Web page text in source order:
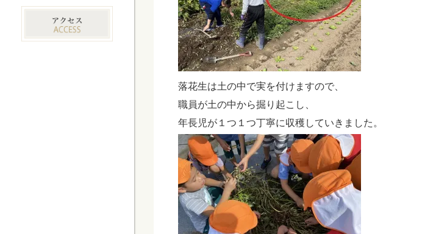
落花生は土の中で実を付けますので、
職員が土の中から掘り起こし、
年長児が１つ１つ丁寧に収穫していきました。